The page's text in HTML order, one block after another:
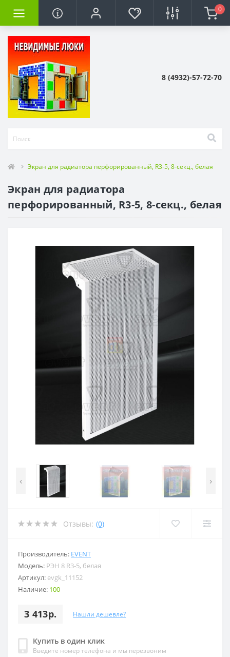
0
8 (4932)-57-72-70
Экран для радиатора перфорированный, R3-5, 8-секц., белая
Экран для радиатора
перфорированный, R3-5, 8-секц., белая
‹ ›
Отзывы: (0)
Производитель: EVENT
Модель: РЭН 8 R3-5, белая
Артикул: evgk_11152
Наличие: 100
3 413р. Нашли дешевле?
Купить в один клик
Введите номер телефона и мы перезвоним